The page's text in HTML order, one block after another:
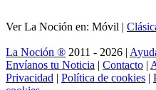
Ver La Noción en: Móvil |
La Noción ® 2011 - 2026 |
Envíanos tu Noticia | Contacto |
Privacidad | Política de cookies |